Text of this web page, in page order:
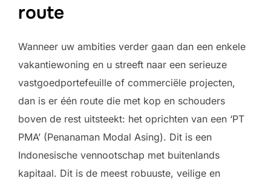
route
Wanneer uw ambities verder gaan dan een enkele
vakantiewoning en u streeft naar een serieuze
vastgoedportefeuille of commerciële projecten,
dan is er één route die met kop en schouders
boven de rest uitsteekt: het oprichten van een ‘PT
PMA’ (Penanaman Modal Asing). Dit is een
Indonesische vennootschap met buitenlands
kapitaal. Dit is de meest robuuste, veilige en